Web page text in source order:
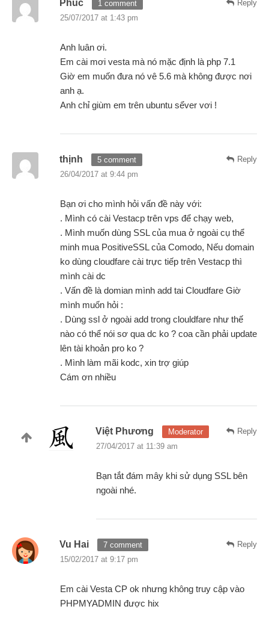
Reply
Phuc
1 comment
25/07/2017 at 1:43 pm
Anh luân ơi.
Em cài mơi vesta mà nó mặc định là php 7.1
Giờ em muốn đưa nó vê 5.6 mà không được nơi
anh ạ.
Anh chỉ giùm em trên ubuntu sểver vơi !
Reply
thịnh
5 comment
26/04/2017 at 9:44 pm
Bạn ơi cho mình hỏi vấn đề này với:
. Mình có cài Vestacp trên vps để chạy web,
. Mình muốn dùng SSL của mua ở ngoài cụ thể
minh mua PositiveSSL của Comodo, Nếu domain
ko dùng cloudfare cài trực tiếp trên Vestacp thì
mình cài dc
. Vấn đề là domian mình add tai Cloudfare Giờ
mình muốn hỏi :
. Dùng ssl ở ngoài add trong clouldfare như thế
nào có thể nói sơ qua dc ko ? coa cần phải update
lên tài khoản pro ko ?
. Mình làm mãi kodc, xin trợ giúp
Cám ơn nhiều
Reply
Việt Phương
Moderator
27/04/2017 at 11:39 am
Bạn tắt đám mây khi sử dụng SSL bên
ngoài nhé.
Reply
Vu Hai
7 comment
15/02/2017 at 9:17 pm
Em cài Vesta CP ok nhưng không truy cập vào
PHPMYADMIN được hix